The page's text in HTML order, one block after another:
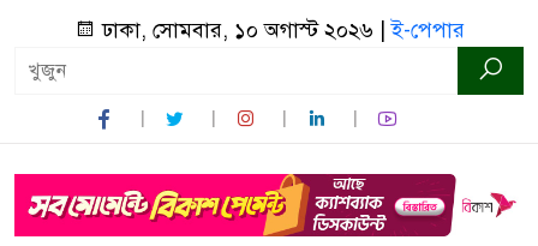
ঢাকা, সোমবার, ১০ অগাস্ট ২০২৬ |ই-পেপার